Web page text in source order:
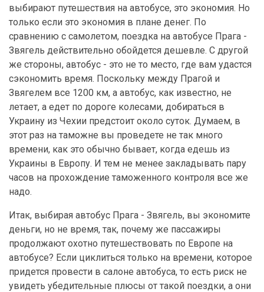
выбирают путешествия на автобусе, это экономия. Но
только если это экономия в плане денег. По
сравнению с самолетом, поездка на автобусе Прага -
Звягель действительно обойдется дешевле. С другой
же стороны, автобус - это не то место, где вам удастся
сэкономить время. Поскольку между Прагой и
Звягелем все 1200 км, а автобус, как известно, не
летает, а едет по дороге колесами, добираться в
Украину из Чехии предстоит около суток. Думаем, в
этот раз на таможне вы проведете не так много
времени, как это обычно бывает, когда едешь из
Украины в Европу. И тем не менее закладывать пару
часов на прохождение таможенного контроля все же
надо.
Итак, выбирая автобус Прага - Звягель, вы экономите
деньги, но не время, так, почему же пассажиры
продолжают охотно путешествовать по Европе на
автобусе? Если циклиться только на времени, которое
придется провести в салоне автобуса, то есть риск не
увидеть убедительные плюсы от такой поездки, а они